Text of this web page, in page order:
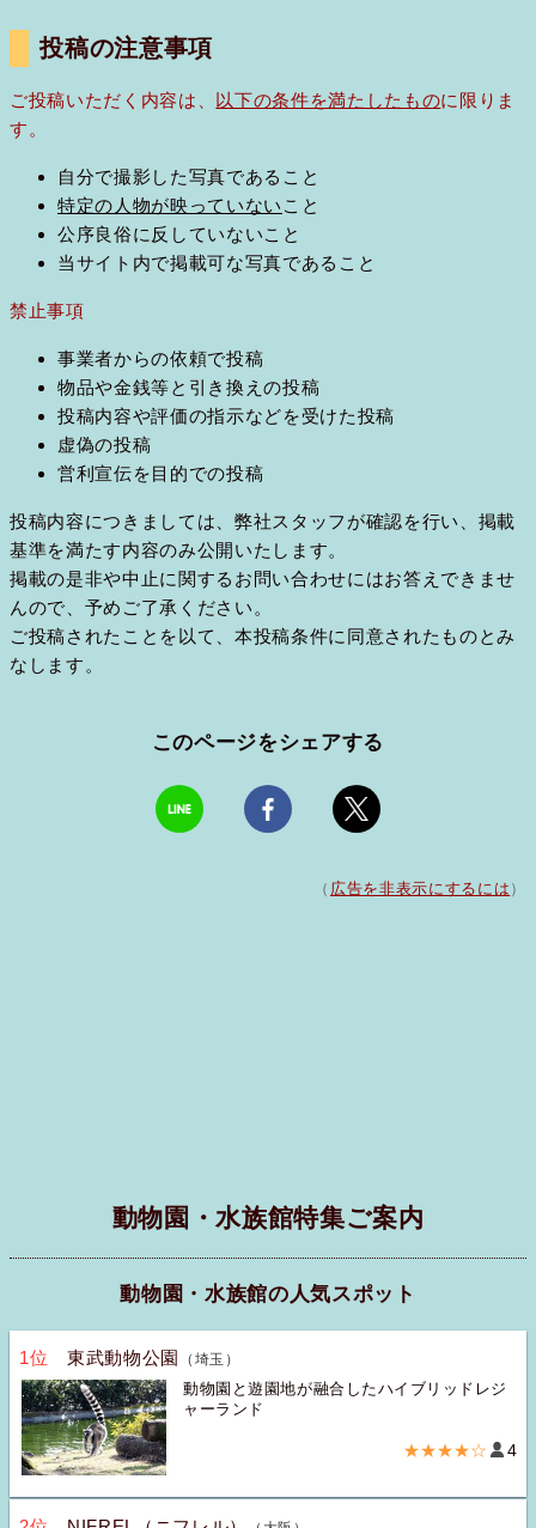
投稿の注意事項
ご投稿いただく内容は、 以下の条件を満たしたものに限りま
す。
自分で撮影した写真であること
特定の人物が映っていない こと
公序良俗に反していないこと
当サイト内で掲載可な写真であること
禁止事項
事業者からの依頼で投稿
物品や金銭等と引き換えの投稿
投稿内容や評価の指示などを受けた投稿
虚偽の投稿
営利宣伝を目的での投稿
投稿内容につきましては、弊社スタッフが確認を行い、掲載
基準を満たす内容のみ公開いたします。
掲載の是非や中止に関するお問い合わせにはお答えできませ
んので、予めご了承ください。
ご投稿されたことを以て、本投稿条件に同意されたものとみ
なします。
このページをシェアする
（ 広告を非表示にするには ）
動物園・水族館特集ご案内
動物園・水族館の人気スポット
1位 東武動物公園
（埼玉）
動物園と遊園地が融合したハイブリッドレジ
ャーランド
★★★★☆ 4